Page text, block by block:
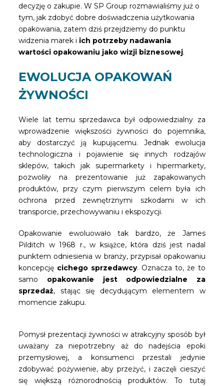
decyzję o zakupie. W SP Group rozmawialiśmy już o
tym, jak zdobyć dobre doświadczenia użytkowania
opakowania, zatem dziś przejdziemy do punktu
widzenia marek i ich potrzeby nadawania
wartości opakowaniu jako wizji biznesowej.
EWOLUCJA OPAKOWAŃ
ŻYWNOŚCI
Wiele lat temu sprzedawca był odpowiedzialny za
wprowadzenie większości żywności do pojemnika,
aby dostarczyć ją kupującemu. Jednak ewolucja
technologiczna i pojawienie się innych rodzajów
sklepów, takich jak supermarkety i hipermarkety,
pozwoliły na prezentowanie już zapakowanych
produktów, przy czym pierwszym celem była ich
ochrona przed zewnętrznymi szkodami w ich
transporcie, przechowywaniu i ekspozycji.
Opakowanie ewoluowało tak bardzo, że James
Pilditch w 1968 r., w książce, która dziś jest nadal
punktem odniesienia w branży, przypisał opakowaniu
koncepcję cichego sprzedawcy. Oznacza to, że to
samo opakowanie jest odpowiedzialne za
sprzedaż, stając się decydującym elementem w
momencie zakupu.
Pomysł prezentacji żywności w atrakcyjny sposób był
uważany za niepotrzebny aż do nadejścia epoki
przemysłowej, a konsumenci przestali jedynie
zdobywać pożywienie, aby przeżyć, i zaczęli cieszyć
się większą różnorodnością produktów. To tutaj